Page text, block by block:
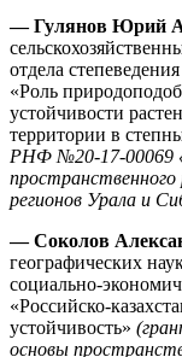
— Гулянов Юрий
отдела
«Роль
устойчивости
территории в
РНФ №20-17-00069
пространственного
регионов Урала и
—Соколов
географических
социально-
«Российско-
устойчивость»
основы